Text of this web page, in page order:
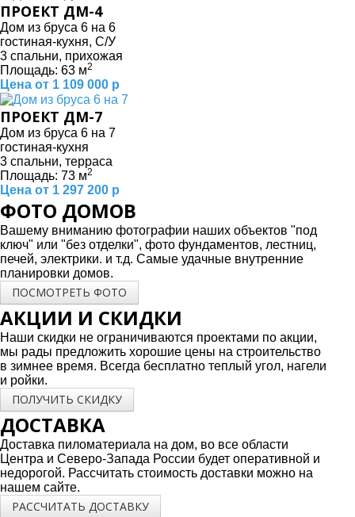
ПРОЕКТ ДМ-4
Дом из бруса 6 на 6
гостиная-кухня, С/У
3 спальни, прихожая
Площадь: 63 м2
Цена от 1 109 000 р
ПРОЕКТ ДМ-7
Дом из бруса 6 на 7
гостиная-кухня
3 спальни, терраса
Площадь: 73 м2
Цена от 1 297 200 р
ФОТО ДОМОВ
Вашему вниманию фотографии наших объектов "под
ключ" или "без отделки", фото фундаментов, лестниц,
печей, электрики. и т.д. Самые удачные внутренние
планировки домов.
ПОСМОТРЕТЬ ФОТО
АКЦИИ И СКИДКИ
Наши скидки не ограничиваются проектами по акции,
мы рады предложить хорошие цены на строительство
в зимнее время. Всегда бесплатно теплый угол, нагели
и ройки.
ПОЛУЧИТЬ СКИДКУ
ДОСТАВКА
Доставка пиломатериала на дом, во все области
Центра и Северо-Запада России будет оперативной и
недорогой. Рассчитать стоимость доставки можно на
нашем сайте.
РАССЧИТАТЬ ДОСТАВКУ